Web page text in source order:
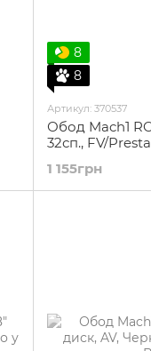
8
8
Артикул: 370537
Обод Mach1
32сп., FV/
1 155грн